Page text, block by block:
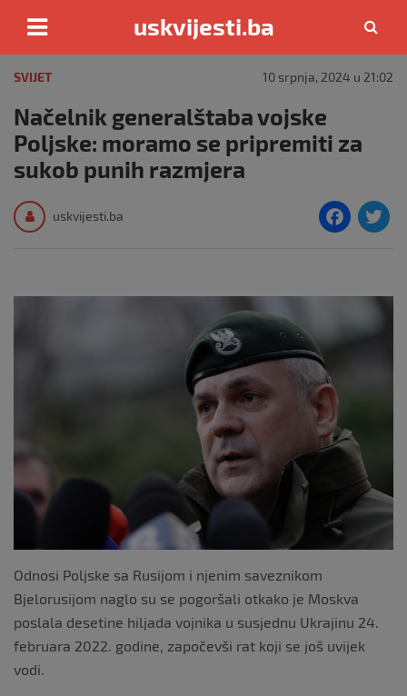
content
uskvijesti.ba
SVIJET 10 srpnja, 2024 u 21:02
Načelnik generalštaba vojske
Poljske: moramo se pripremiti za
sukob punih razmjera
uskvijesti.ba
F
e
b
o
o
Odnosi Poljske sa Rusijom i njenim saveznikom
Bjelorusijom naglo su se pogoršali otkako je Moskva
poslala desetine hiljada vojnika u susjednu Ukrajinu 24.
februara 2022. godine, započevši rat koji se još uvijek
vodi.